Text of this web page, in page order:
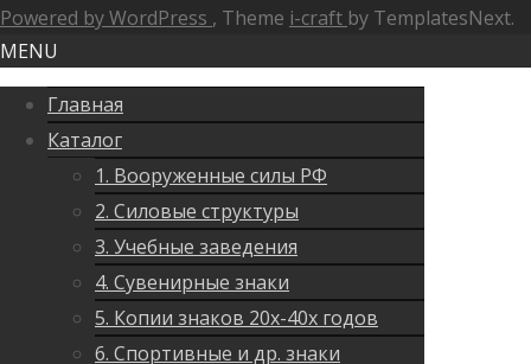
Powered by WordPress , Theme i-craft by TemplatesNext.
MENU
Главная
Каталог
1. Вооруженные силы РФ
2. Силовые структуры
3. Учебные заведения
4. Сувенирные знаки
5. Копии знаков 20х-40х годов
6. Спортивные и др. знаки